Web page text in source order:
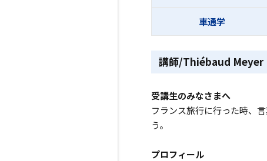
車通学
講師/Thiébaud Meyer
受講生のみなさまへ
フランス旅行に行った時、
う。
プロフィール